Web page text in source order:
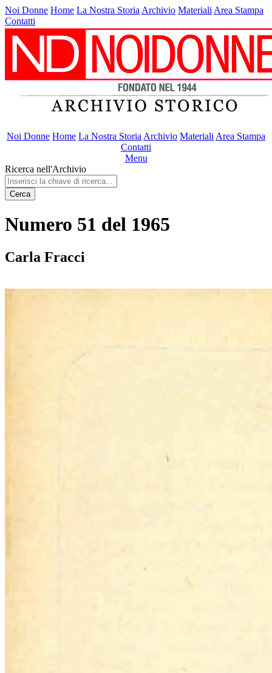
Noi Donne Home La Nostra Storia Archivio Materiali Area Stampa
Contatti
Noi Donne Home La Nostra Storia Archivio Materiali Area Stampa
Contatti
Menu
Ricerca nell'Archivio
Cerca
Numero 51 del 1965
Carla Fracci